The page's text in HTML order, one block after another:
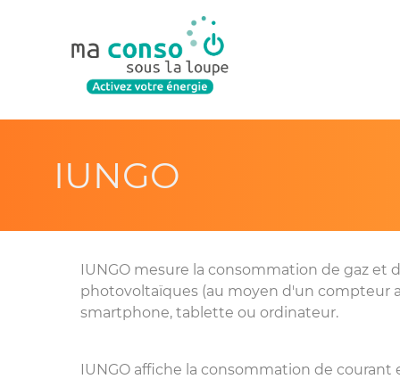
IUNGO
IUNGO mesure la consommation de gaz et
photovoltaïques (au moyen d'un compteur
smartphone, tablette ou ordinateur.
IUNGO affiche la consommation de courant